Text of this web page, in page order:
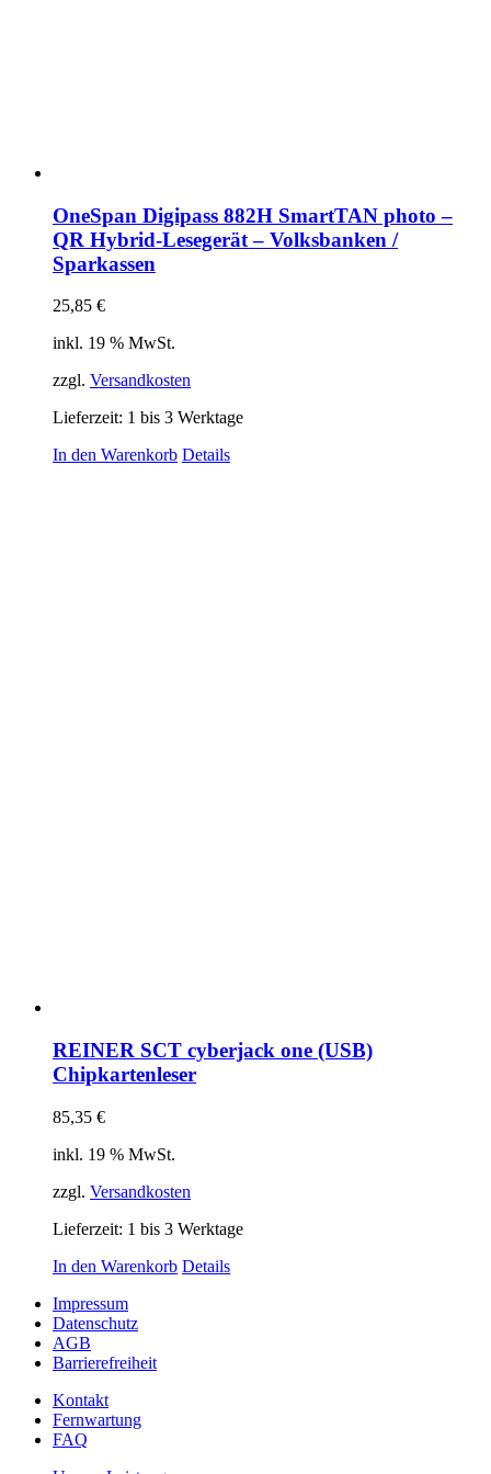
OneSpan Digipass 882H SmartTAN photo –
QR Hybrid-Lesegerät – Volksbanken /
Sparkassen
25,85 €
inkl. 19 % MwSt.
zzgl. Versandkosten
Lieferzeit: 1 bis 3 Werktage
In den Warenkorb Details
REINER SCT cyberjack one (USB)
Chipkartenleser
85,35 €
inkl. 19 % MwSt.
zzgl. Versandkosten
Lieferzeit: 1 bis 3 Werktage
In den Warenkorb Details
Impressum
Datenschutz
AGB
Barrierefreiheit
Kontakt
Fernwartung
FAQ